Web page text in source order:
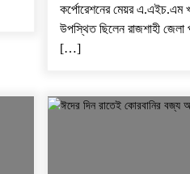
কর্পোরেশনের মেয়র এ.এইচ.এম
উপস্থিত ছিলেন রাজশাহী জেলা
[…]